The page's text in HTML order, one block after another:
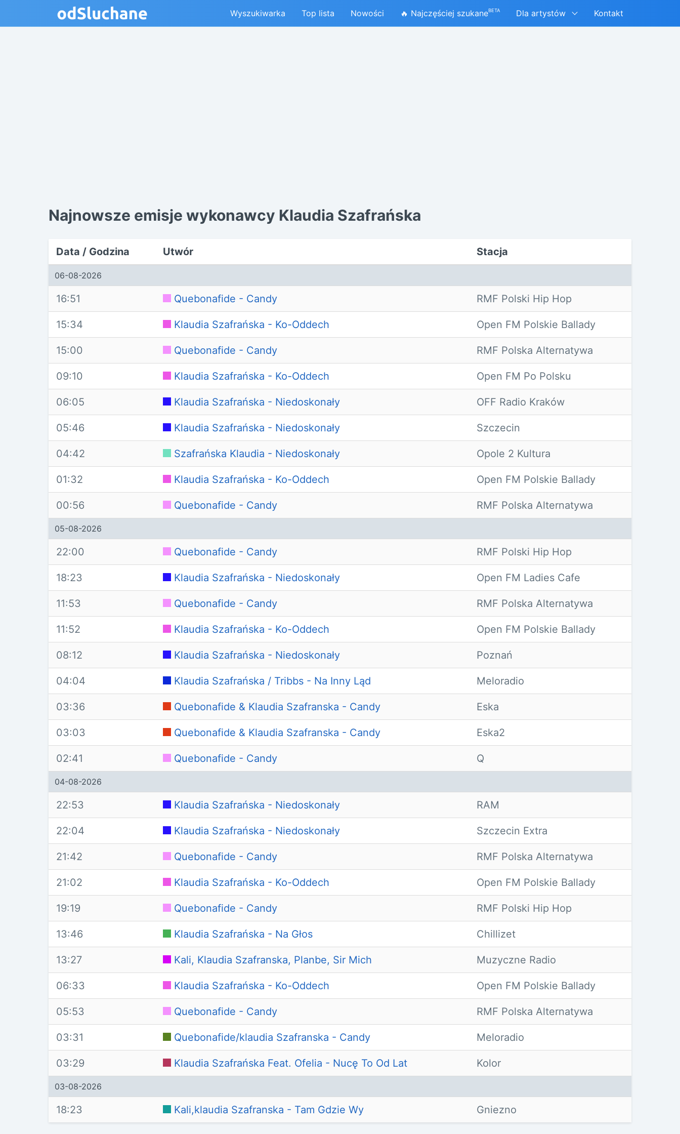
Wyszukiwarka Top lista Nowości 🔥 Najczęściej szukaneBETA Dla artystów Kontakt
Najnowsze emisje wykonawcy Klaudia Szafrańska
Data / Godzina Utwór Stacja
06-08-2026
16:51 Quebonafide - Candy RMF Polski Hip Hop
15:34 Klaudia Szafrańska - Ko-Oddech Open FM Polskie Ballady
15:00 Quebonafide - Candy RMF Polska Alternatywa
09:10 Klaudia Szafrańska - Ko-Oddech Open FM Po Polsku
06:05 Klaudia Szafrańska - Niedoskonały OFF Radio Kraków
05:46 Klaudia Szafrańska - Niedoskonały Szczecin
04:42 Szafrańska Klaudia - Niedoskonały Opole 2 Kultura
01:32 Klaudia Szafrańska - Ko-Oddech Open FM Polskie Ballady
00:56 Quebonafide - Candy RMF Polska Alternatywa
05-08-2026
22:00 Quebonafide - Candy RMF Polski Hip Hop
18:23 Klaudia Szafrańska - Niedoskonały Open FM Ladies Cafe
11:53 Quebonafide - Candy RMF Polska Alternatywa
11:52 Klaudia Szafrańska - Ko-Oddech Open FM Polskie Ballady
08:12 Klaudia Szafrańska - Niedoskonały Poznań
04:04 Klaudia Szafrańska / Tribbs - Na Inny Ląd Meloradio
03:36 Quebonafide & Klaudia Szafranska - Candy Eska
03:03 Quebonafide & Klaudia Szafranska - Candy Eska2
02:41 Quebonafide - Candy Q
04-08-2026
22:53 Klaudia Szafrańska - Niedoskonały RAM
22:04 Klaudia Szafrańska - Niedoskonały Szczecin Extra
21:42 Quebonafide - Candy RMF Polska Alternatywa
21:02 Klaudia Szafrańska - Ko-Oddech Open FM Polskie Ballady
19:19 Quebonafide - Candy RMF Polski Hip Hop
13:46 Klaudia Szafrańska - Na Głos Chillizet
13:27 Kali, Klaudia Szafranska, Planbe, Sir Mich Muzyczne Radio
06:33 Klaudia Szafrańska - Ko-Oddech Open FM Polskie Ballady
05:53 Quebonafide - Candy RMF Polska Alternatywa
03:31 Quebonafide/klaudia Szafranska - Candy Meloradio
03:29 Klaudia Szafrańska Feat. Ofelia - Nucę To Od Lat Kolor
03-08-2026
18:23 Kali,klaudia Szafranska - Tam Gdzie Wy Gniezno